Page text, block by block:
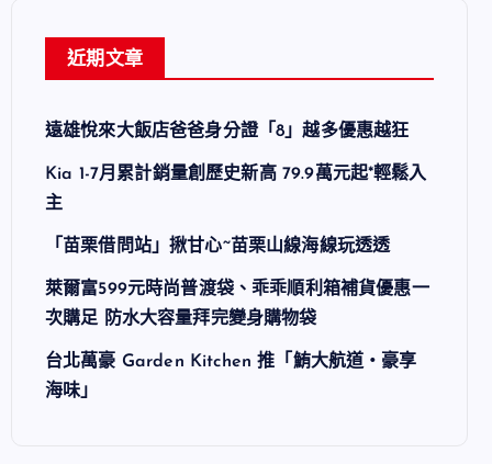
近期文章
遠雄悅來大飯店爸爸身分證「8」越多優惠越狂
Kia 1-7月累計銷量創歷史新高 79.9萬元起*輕鬆入
主
「苗栗借問站」揪甘心~苗栗山線海線玩透透
萊爾富599元時尚普渡袋、乖乖順利箱補貨優惠一
次購足 防水大容量拜完變身購物袋
台北萬豪 Garden Kitchen 推「鮪大航道・豪享
海味」